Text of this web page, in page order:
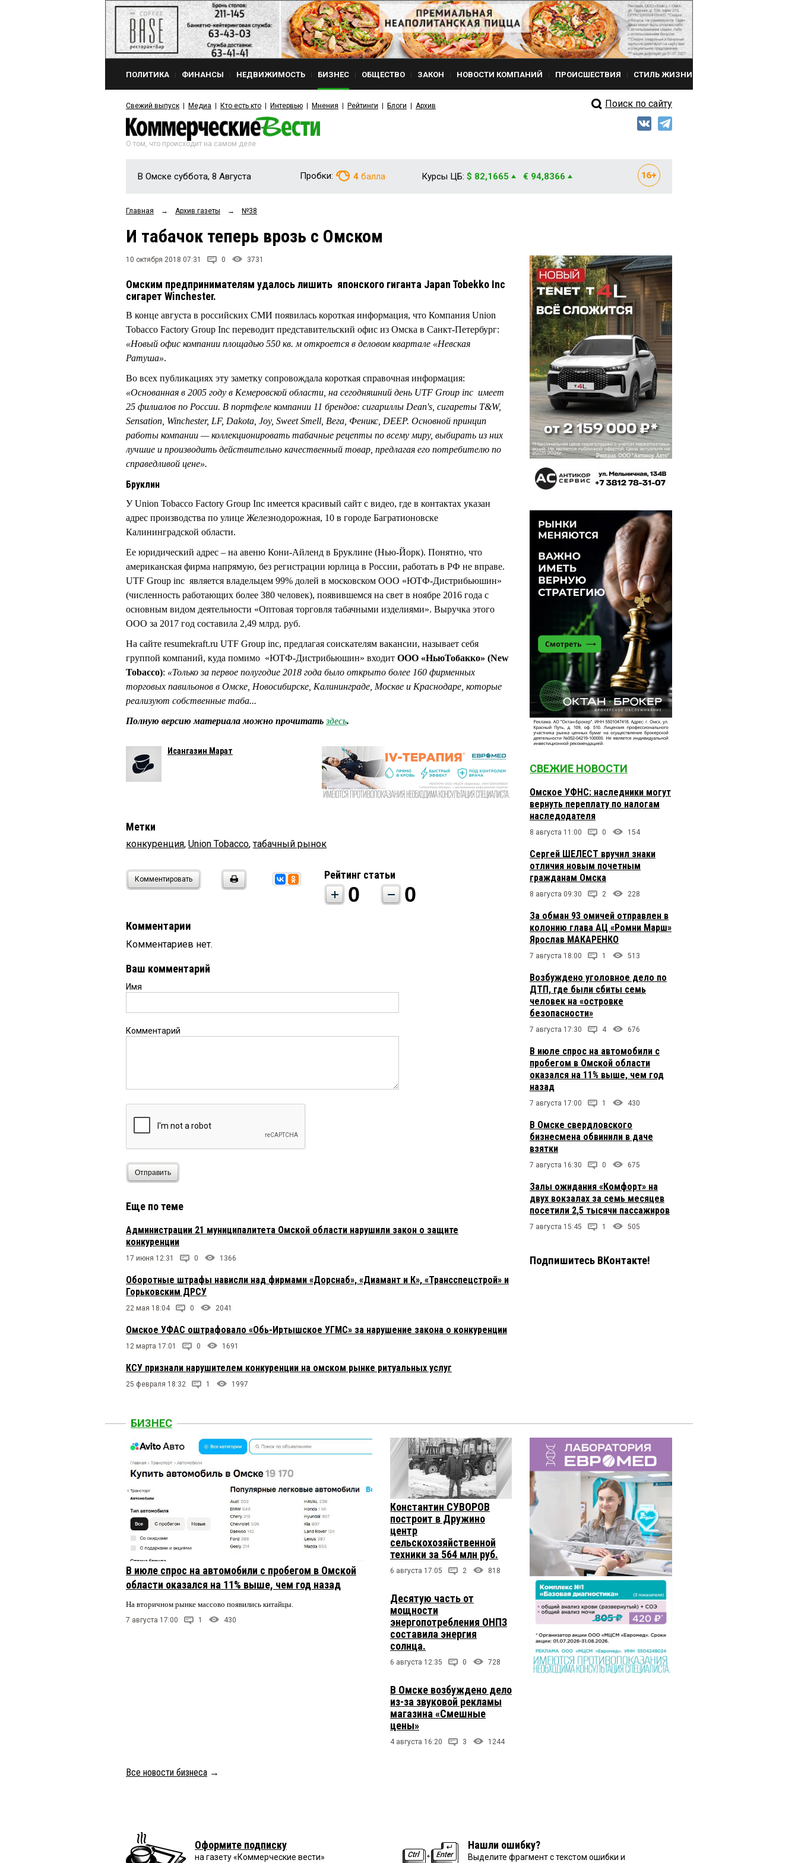
ПОЛИТИКА ФИНАНСЫ НЕДВИЖИМОСТЬ БИЗНЕС ОБЩЕСТВО ЗАКОН НОВОСТИ КОМПАНИЙ ПРОИСШЕСТВИЯ СТИЛЬ ЖИЗНИ
Свежий выпуск Медиа Кто есть кто Интервью Мнения Рейтинги Блоги Архив Поиск по сайту
О том, что происходит на самом деле
В Омске суббота, 8 Августа Пробки: 4 балла Курсы ЦБ: $ 82,1665 € 94,8366
Главная → Архив газеты → №38
И табачок теперь врозь с Омском
10 октября 2018 07:31 0 3731
Омским предпринимателям удалось лишить японского гиганта Japan Tobekko Inс
сигарет Winchester.
В конце августа в российских СМИ появилась короткая информация, что Компания Union
Tobacco Factory Group Inc переводит представительский офис из Омска в Санкт-Петербург:
«Новый офис компании площадью 550 кв. м откроется в деловом квартале «Невская
Ратуша».
Во всех публикациях эту заметку сопровождала короткая справочная информация:
«Основанная в 2005 году в Кемеровской области, на сегодняшний день UTF Group inc имеет
25 филиалов по России. В портфеле компании 11 брендов: сигариллы Dean's, сигареты T&W,
Sensation, Winchester, LF, Dakota, Joy, Sweet Smell, Вега, Феникс, DEEP. Основной принцип
работы компании — коллекционировать табачные рецепты по всему миру, выбирать из них
лучшие и производить действительно качественный товар, предлагая его потребителю по
справедливой цене».
Бруклин
У Union Tobacco Factory Group Inc имеется красивый сайт с видео, где в контактах указан
адрес производства по улице Железнодорожная, 10 в городе Багратионовске
Калининградской области.
Ее юридический адрес – на авеню Кони-Айленд в Бруклине (Нью-Йорк). Понятно, что
американская фирма напрямую, без регистрации юрлица в России, работать в РФ не вправе.
UTF Group inc является владельцем 99% долей в московском ООО «ЮТФ-Дистрибьюшин»
(численность работающих более 380 человек), появившемся на свет в ноябре 2016 года с
основным видом деятельности «Оптовая торговля табачными изделиями». Выручка этого
ООО за 2017 год составила 2,49 млрд. руб.
На сайте resumekraft.ru UTF Group inc, предлагая соискателям вакансии, называет себя
группой компаний, куда помимо «ЮТФ-Дистрибьюшин» входит ООО «НьюТобакко» (New
Tobacco): «Только за первое полугодие 2018 года было открыто более 160 фирменных
торговых павильонов в Омске, Новосибирске, Калининграде, Москве и Краснодаре, которые
реализуют собственные таба...
Полную версию материала можно прочитать здесь.
Исангазин Марат
Метки
конкуренция, Union Tobacco,табачный рынок
Комментировать Рейтинг статьи
0 0
Комментарии
Комментариев нет.
Ваш комментарий
Имя
Комментарий
Отправить
Еще по теме
Администрации 21 муниципалитета Омской области нарушили закон о защите
конкуренции
17 июня 12:31 0 1366
Оборотные штрафы нависли над фирмами «Дорснаб», «Диамант и К», «Трансспецстрой» и
Горьковским ДРСУ
22 мая 18:04 0 2041
Омское УФАС оштрафовало «Обь-Иртышское УГМС» за нарушение закона о конкуренции
12 марта 17:01 0 1691
КСУ признали нарушителем конкуренции на омском рынке ритуальных услуг
25 февраля 18:32 1 1997
СВЕЖИЕ НОВОСТИ
Омское УФНС: наследники могут
вернуть переплату по налогам
наследодателя
8 августа 11:00 0 154
Сергей ШЕЛЕСТ вручил знаки
отличия новым почетным
гражданам Омска
8 августа 09:30 2 228
За обман 93 омичей отправлен в
колонию глава АЦ «Ромни Марш»
Ярослав МАКАРЕНКО
7 августа 18:00 1 513
Возбуждено уголовное дело по
ДТП, где были сбиты семь
человек на «островке
безопасности»
7 августа 17:30 4 676
В июле спрос на автомобили с
пробегом в Омской области
оказался на 11% выше, чем год
назад
7 августа 17:00 1 430
В Омске свердловского
бизнесмена обвинили в даче
взятки
7 августа 16:30 0 675
Залы ожидания «Комфорт» на
двух вокзалах за семь месяцев
посетили 2,5 тысячи пассажиров
7 августа 15:45 1 505
Подпишитесь ВКонтакте!
БИЗНЕС
В июле спрос на автомобили с пробегом в Омской
области оказался на 11% выше, чем год назад
На вторичном рынке массово появились китайцы.
7 августа 17:00 1 430
Константин СУВОРОВ
построит в Дружино
центр
сельскохозяйственной
техники за 564 млн руб.
6 августа 17:05 2 818
Десятую часть от
мощности
энергопотребления ОНПЗ
составила энергия
солнца.
6 августа 12:35 0 728
В Омске возбуждено дело
из-за звуковой рекламы
магазина «Смешные
цены»
4 августа 16:20 3 1244
Все новости бизнеса →
Оформите подписку
на газету «Коммерческие вести»
Нашли ошибку?
Выделите фрагмент с текстом ошибки и